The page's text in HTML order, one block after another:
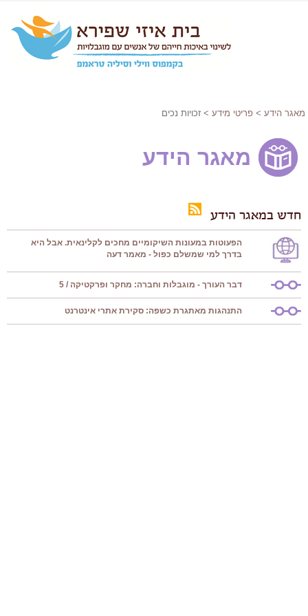
מאגר הידע > פריטי מידע > זכויות נכים
מאגר הידע
חדש במאגר הידע
הפעוטות במעונות השיקומיים מחכים לקלינאית. אבל היא
בדרך למי שמשלם כפול - מאמר דעה
דבר העורך - מוגבלות וחברה: מחקר ופרקטיקה / 5
התנהגות מאתגרת כשפה: סקירת אתרי אינטרנט